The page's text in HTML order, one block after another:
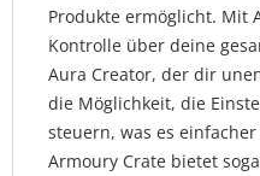
Produkte ermöglicht. Mit
Kontrolle über deine
Aura Creator, der dir
die Möglichkeit, die
steuern, was es
Armoury Crate bietet